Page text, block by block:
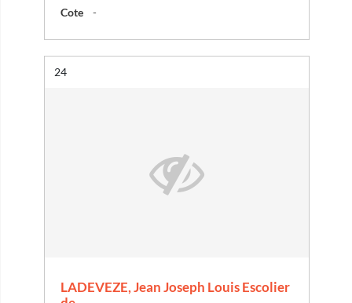
Cote -
Résultat n°
24
LADEVEZE, Jean Joseph Louis Escolier